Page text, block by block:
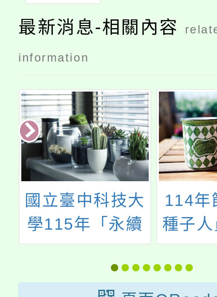
最新消息-相關內容
information
國立臺中科技大
學115年「永續
發展教育培訓工
作坊(北部場)」
114年
種子